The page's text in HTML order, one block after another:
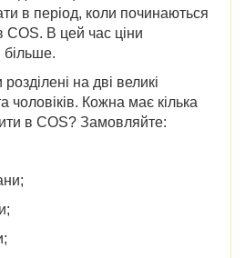
в період, коли починаються
COS. В цей час ціни
більше.
на дві великі
чоловіків. Кожна має кілька
в COS? Замовляйте: